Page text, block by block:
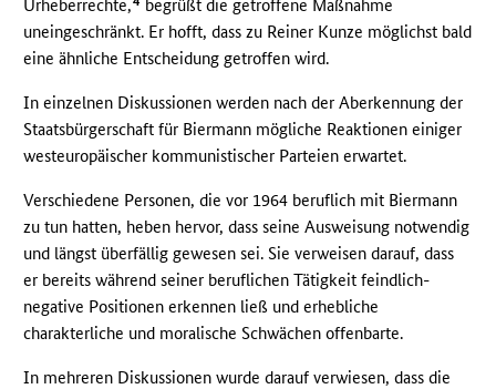
Urheberrechte,
begrüßt die getroffene Maßnahme
uneingeschränkt. Er hofft, dass zu Reiner Kunze möglichst bald
eine ähnliche Entscheidung getroffen wird.
In einzelnen Diskussionen werden nach der Aberkennung der
Staatsbürgerschaft für Biermann mögliche Reaktionen einiger
westeuropäischer kommunistischer Parteien erwartet.
Verschiedene Personen, die vor 1964 beruflich mit Biermann
zu tun hatten, heben hervor, dass seine Ausweisung notwendig
und längst überfällig gewesen sei. Sie verweisen darauf, dass
er bereits während seiner beruflichen Tätigkeit feindlich-
negative Positionen erkennen ließ und erhebliche
charakterliche und moralische Schwächen offenbarte.
In mehreren Diskussionen wurde darauf verwiesen, dass die